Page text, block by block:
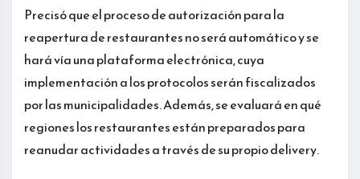
Precisó que el proceso de autorización para la
reapertura de restaurantes no será automático y se
hará vía una plataforma electrónica, cuya
implementación a los protocolos serán fiscalizados
por las municipalidades. Además, se evaluará en qué
regiones los restaurantes están preparados para
reanudar actividades a través de su propio delivery.